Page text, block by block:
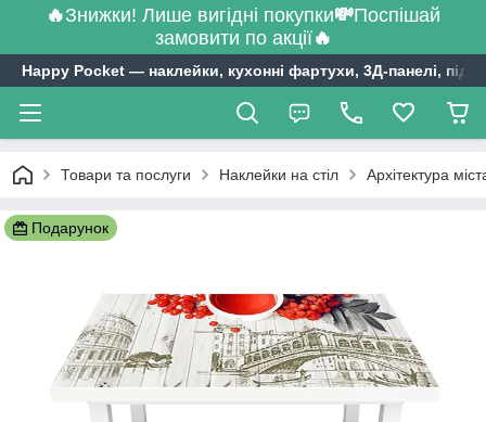
🔥Знижки! Лише вигідні покупки💸Поспішай
замовити по акції🔥
Happy Pocket ― наклейки, кухонні фартухи, 3Д-панелі,
Товари та послуги Наклейки на стіл Архітектура
Подарунок